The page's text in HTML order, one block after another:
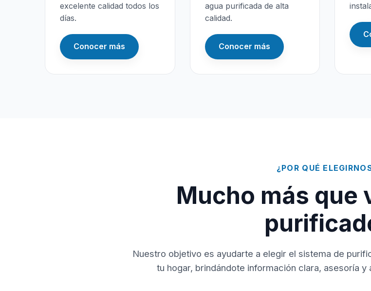
excelente calidad todos los
días.
Conocer más
agua purificada de alta
calidad.
Conocer más
¿POR QUÉ
Mucho más que
Nuestro objetivo es ayudarte a elegir el sistema de
tu hogar, brindándote información clara, asesoría